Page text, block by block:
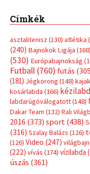
Címkék
asztalitenisz (130) atlétika
(240) Bajnokok Ligája (168)
(530) Európabajnokság
Futball (760) futás
(181) Jégkorong (148)
kosárlabda (166)
labdarúgóválogatott(148)
Dakar Team (132) Rali
2016 (373) sport(438)
(316) Szalay Balázs (126)
(126) Video (247)
(222) vívás (174) vízilabda
úszás (361)